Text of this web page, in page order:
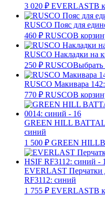
3 020 ₽ EVERLASTВ
RUSCO Пояс для
460 ₽ RUSCOВ
RUSCO Накладки на
250 ₽ RUSCOВыбрать
RUSCO Макивара
770 ₽ RUSCOВ
GREEN HILL
синий
1 500 ₽ GREEN HILL
EVERLAST Перчатки
RF3112: синий
1 755 ₽ EVERLASTВ